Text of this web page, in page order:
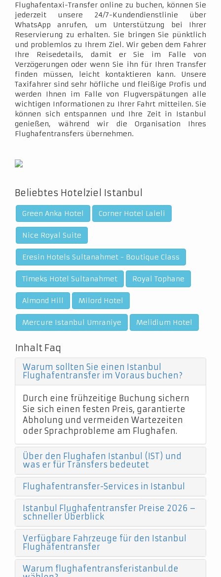
Flughafentaxi-Transfer online zu buchen, können Sie
jederzeit unsere 24/7-Kundendienstlinie über
WhatsApp anrufen, um Unterstützung bei Ihrer
Reservierung zu erhalten. Sie bringen Sie pünktlich
und problemlos zu Ihrem Ziel. Wir geben dem Fahrer
Ihre Reisedetails, damit er Sie im Falle von
Verzögerungen oder wenn Sie ihn für Ihren Transfer
finden müssen, leicht kontaktieren kann. Unsere
Taxifahrer sind sehr höfliche und fleißige Profis und
werden Ihnen im Falle von Flugverspätungen alle
wichtigen Informationen zu Ihrer Fahrt mitteilen. Sie
können sich entspannen und Ihre Zeit in Istanbul
genießen, während wir die Organisation Ihres
Flughafentransfers übernehmen.
Beliebtes Hotelziel Istanbul
Green Anka Hotel Corner Hotel Laleli
Nice Royal Suite
Eresin Hotels Sultanahmet - Boutique Class
Timeks Hotel Sultanahmet Royal Tophane
Almond Hill Milord Hotel
Mercure Istanbul Umraniye Melidium Hotel
Inhalt Faq
Warum sollten Sie einen Istanbul
Flughafentransfer im Voraus buchen?
Durch eine frühzeitige Buchung sichern
Sie sich einen festen Preis, garantierte
Abholung und vermeiden Wartezeiten
oder Sprachprobleme am Flughafen.
Über den Flughafen Istanbul (IST) und
was er für Transfers bedeutet
Flughafentransfer-Services in Istanbul
Istanbul Flughafentransfer Preise 2026 –
schneller Überblick
Verfügbare Fahrzeuge für den Istanbul
Flughafentransfer
Warum flughafentransferistanbul.de